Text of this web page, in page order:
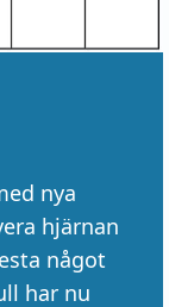
nya
hjärnan
något
har nu